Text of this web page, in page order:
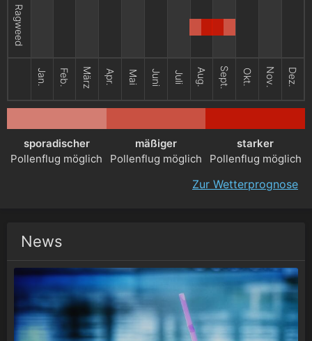
Jan. Feb. März Apr. Mai Juni Juli Aug. Sept. Okt. Nov. Dez.
Ragweed
sporadischer
Pollenflug möglich
mäßiger
Pollenflug möglich
starker
Pollenflug möglich
Zur Wetterprognose
News